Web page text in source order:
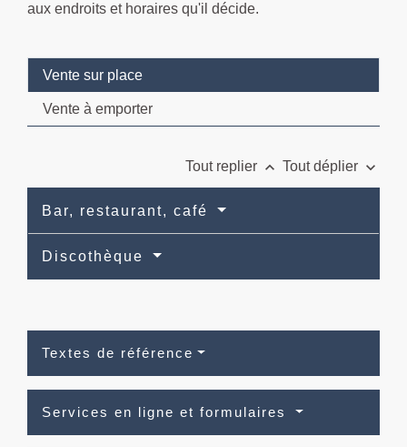
aux endroits et horaires qu'il décide.
Vente sur place
Vente à emporter
Tout replier keyboard_arrow_up Tout déplier keyboard_arrow_down
Bar, restaurant, café
Discothèque
Textes de référence
Services en ligne et formulaires